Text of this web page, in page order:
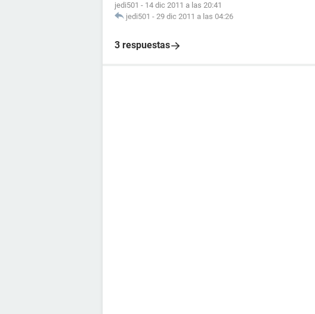
jedi501 - 14 dic 2011 a las 20:41
jedi501 - 29 dic 2011 a las 04:26
3 respuestas